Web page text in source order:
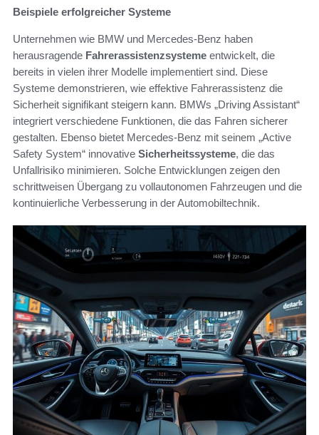
Beispiele erfolgreicher Systeme
Unternehmen wie BMW und Mercedes-Benz haben
herausragende Fahrerassistenzsysteme entwickelt, die
bereits in vielen ihrer Modelle implementiert sind. Diese
Systeme demonstrieren, wie effektive Fahrerassistenz die
Sicherheit signifikant steigern kann. BMWs „Driving Assistant“
integriert verschiedene Funktionen, die das Fahren sicherer
gestalten. Ebenso bietet Mercedes-Benz mit seinem „Active
Safety System“ innovative Sicherheitssysteme, die das
Unfallrisiko minimieren. Solche Entwicklungen zeigen den
schrittweisen Übergang zu vollautonomen Fahrzeugen und die
kontinuierliche Verbesserung in der Automobiltechnik.